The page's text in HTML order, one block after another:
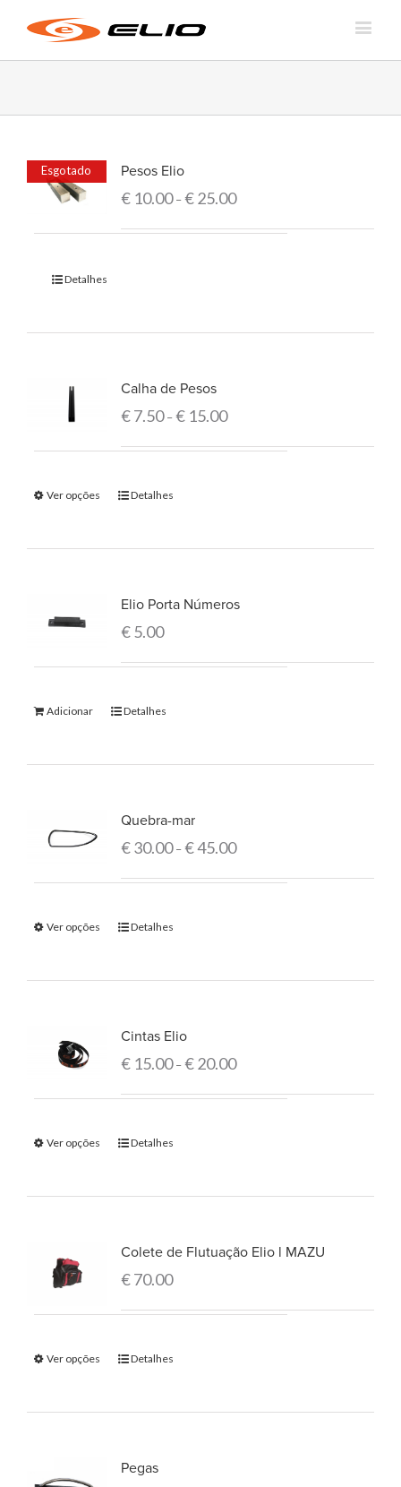
Esgotado Pesos Elio
€10.00–€25.00
Detalhes
Calha de Pesos
€7.50–€15.00
Ver opções Detalhes
Elio Porta Números
€5.00
Adicionar Detalhes
Quebra-mar
€30.00–€45.00
Ver opções Detalhes
Cintas Elio
€15.00–€20.00
Ver opções Detalhes
Colete de Flutuação Elio l MAZU
€70.00
Ver opções Detalhes
Pegas